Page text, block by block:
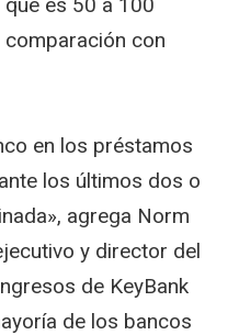
con
en los préstamos
los últimos dos o
agrega Norm
y director del
de KeyBank
de los bancos